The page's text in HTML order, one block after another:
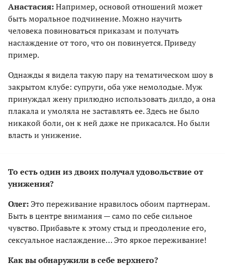
Анастасия:Например, основой отношений может
быть моральное подчинение. Можно научить
человека повиноваться приказам и получать
наслаждение от того, что он повинуется. Приведу
пример.
Однажды я видела такую пару на тематическом шоу в
закрытом клубе: супруги, оба уже немолодые. Муж
принуждал жену прилюдно использовать дилдо, а она
плакала и умоляла не заставлять ее. Здесь не было
никакой боли, он к ней даже не прикасался. Но были
власть и унижение.
То есть один из двоих получал удовольствие от
унижения?
Олег: Это переживание нравилось обоим партнерам.
Быть в центре внимания — само по себе сильное
чувство. Прибавьте к этому стыд и преодоление его,
сексуальное наслаждение… Это яркое переживание!
Как вы обнаружили в себе верхнего?